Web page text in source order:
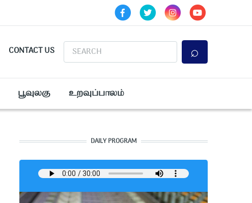
CONTACT US Search
பூவுலகு உறவுப்பாலம்
DAILY PROGRAM